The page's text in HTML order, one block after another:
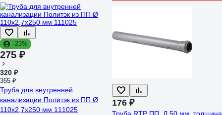
-23%
275 ₽
320 ₽
355 ₽
Труба для внутренней
канализации Политэк из ПП Ø
110x2,7x250 мм 111025
176 ₽